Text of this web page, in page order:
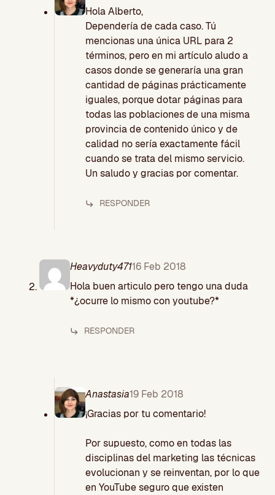
Hola Alberto,
Dependería de cada caso. Tú
mencionas una única URL para 2
términos, pero en mi artículo aludo a
casos donde se generaría una gran
cantidad de páginas prácticamente
iguales, porque dotar páginas para
todas las poblaciones de una misma
provincia de contenido único y de
calidad no sería exactamente fácil
cuando se trata del mismo servicio.
Un saludo y gracias por comentar.
RESPONDER
Heavyduty47116 Feb 2018
Hola buen articulo pero tengo una duda
*¿ocurre lo mismo con youtube?*
RESPONDER
Anastasia19 Feb 2018
¡Gracias por tu comentario!
Por supuesto, como en todas las
disciplinas del marketing las técnicas
evolucionan y se reinventan, por lo que
en YouTube seguro que existen